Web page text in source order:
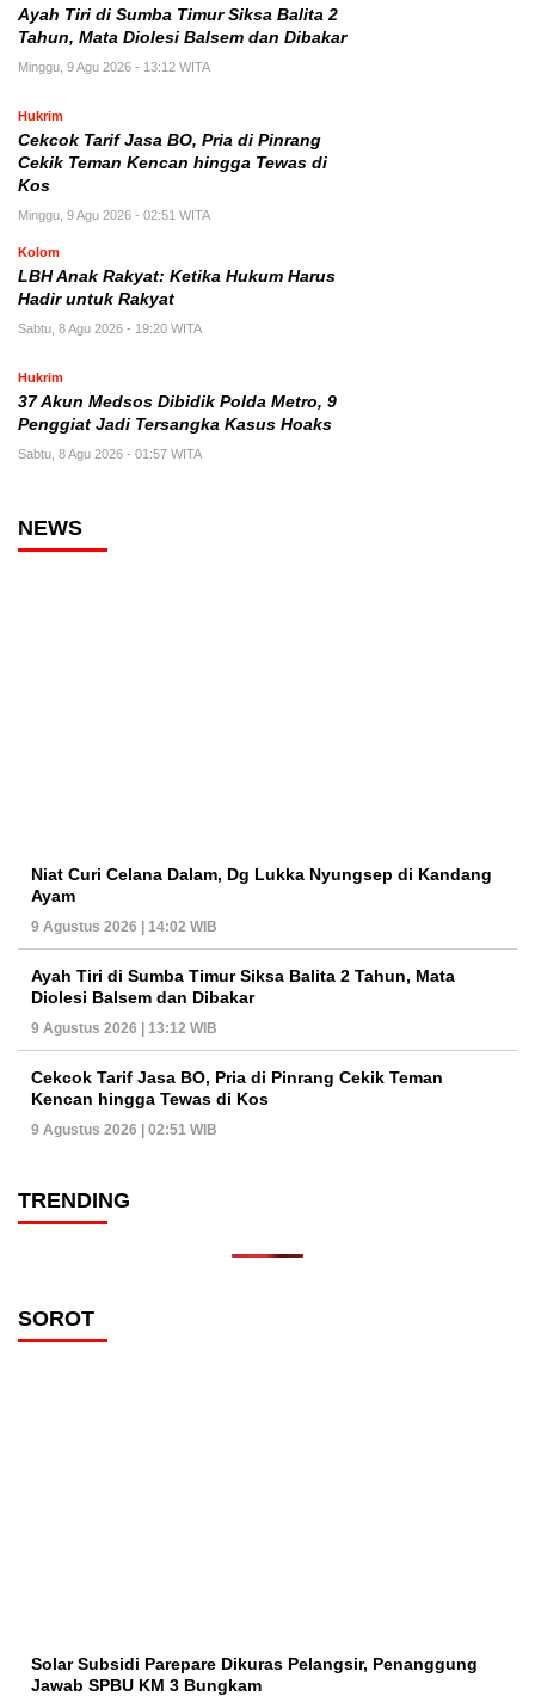
Ayah Tiri di Sumba Timur Siksa Balita 2
Tahun, Mata Diolesi Balsem dan Dibakar
Minggu, 9 Agu 2026 - 13:12 WITA
Hukrim
Cekcok Tarif Jasa BO, Pria di Pinrang
Cekik Teman Kencan hingga Tewas di
Kos
Minggu, 9 Agu 2026 - 02:51 WITA
Kolom
LBH Anak Rakyat: Ketika Hukum Harus
Hadir untuk Rakyat
Sabtu, 8 Agu 2026 - 19:20 WITA
Hukrim
37 Akun Medsos Dibidik Polda Metro, 9
Penggiat Jadi Tersangka Kasus Hoaks
Sabtu, 8 Agu 2026 - 01:57 WITA
NEWS
Niat Curi Celana Dalam, Dg Lukka Nyungsep di Kandang
Ayam
9 Agustus 2026 | 14:02 WIB
Ayah Tiri di Sumba Timur Siksa Balita 2 Tahun, Mata
Diolesi Balsem dan Dibakar
9 Agustus 2026 | 13:12 WIB
Cekcok Tarif Jasa BO, Pria di Pinrang Cekik Teman
Kencan hingga Tewas di Kos
9 Agustus 2026 | 02:51 WIB
TRENDING
SOROT
Solar Subsidi Parepare Dikuras Pelangsir, Penanggung
Jawab SPBU KM 3 Bungkam